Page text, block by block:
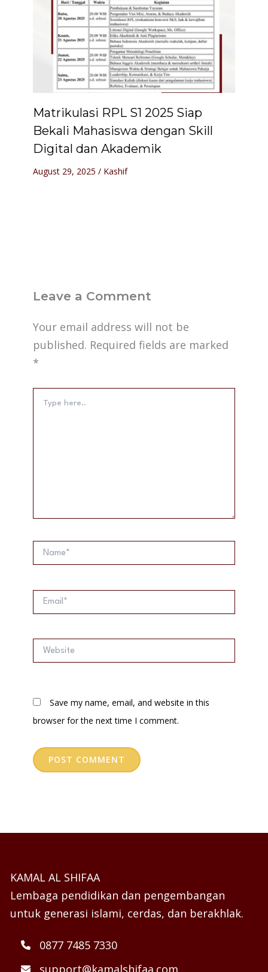
Matrikulasi RPL S1 2025 Siap
Bekali Mahasiswa dengan Skill
Digital dan Akademik
August 29, 2025 / Kashif
Leave a Comment
Your email address will not be
published. Required fields are marked
*
here..
Name*
Email*
Website
Save my name, email, and website in this
browser for the next time I comment.
KAMAL AL SHIFAA
Lembaga pendidikan dan pengembangan
untuk generasi islami, cerdas, dan berakhlak.
0877 7485 7330
support@kamalshifaa.com